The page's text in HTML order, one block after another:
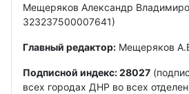
Мещеряков Александр
323237500007641)
Главный редактор: Мещеряков
Подписной индекс: 28027
всех городах ДНР во всех